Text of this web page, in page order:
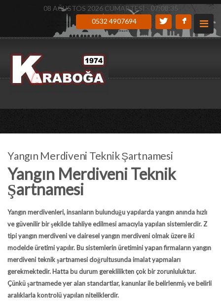
08 AĞUSTOS 2026 CUMARTESİ - 07:08:36
0532 4907694
Yangın Merdiveni Teknik Şartnamesi
Yangın Merdiveni Teknik
Şartnamesi
Yangın merdivenleri, insanların bulunduğu yapılarda yangın anında hızlı
ve güvenilir bir şekilde tahliye edilmesi amacıyla yapılan sistemlerdir. Z
tipi yangın merdiveni ve dairesel yangın merdiveni olmak üzere iki
modelde üretimi yapılır. Bu sistemlerin üretimini yapan firmaların yangın
merdiveni teknik şartnamesi doğrultusunda imalat yapmaları
gerekmektedir. Hatta bu durum gereklilikten çok bir zorunluluktur.
Çünkü şartnamede yer alan standartlar, kanunlar ile belirlenmiş ve belirli
aralıklarla kontrolü yapılan niteliklerdir.